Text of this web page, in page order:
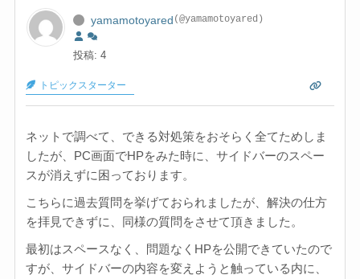
yamamotoyared (@yamamotoyared)
投稿: 4
トピックスターター
ネットで調べて、できる対処策をおそらく全てためしま
したが、PC画面でHPをみた時に、サイドバーのスペー
スが消えずに困っております。
こちらに過去質問を挙げておられましたが、解決の仕方
を拝見できずに、同様の質問をさせて頂きました。
最初はスペースなく、問題なくHPを公開できていたので
すが、サイドバーの内容を変えようと触っている内に、